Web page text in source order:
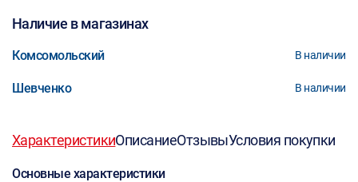
Наличие в магазинах
Комсомольский В наличии
Шевченко В наличии
ХарактеристикиОписаниеОтзывыУсловия покупки
Основные характеристики